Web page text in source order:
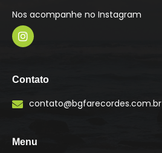
Nos acompanhe no Instagram
s
t
a
g
m
Contato
contato@bgfarecordes.com.br
Menu